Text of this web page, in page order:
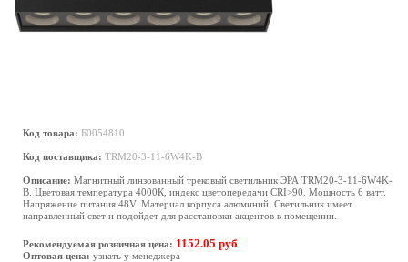
Код товара: Б0054810
Код поставщика: TRM20-3-11-6W4K-B
Описание: Магнитный линзованный трековый светильник ЭРА TRM20-3-11-6W4K-
B. Цветовая температура 4000К, индекс цветопередачи СRI>90. Мощность 6 ватт.
Напряжение питания 48V. Материал корпуса алюминий. Светильник имеет
направленный свет и подойдет для расстановки акцентов в помещении.
Рекомендуемая розничная цена: 1152.05 руб
Оптовая цена: узнать у менеджера